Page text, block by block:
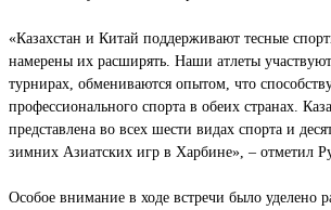
«Казахстан и Китай поддерживают тесные
намерены их расширять. Наши атлеты
турнирах, обмениваются опытом, что
профессионального спорта в обеих странах.
представлена во всех шести видах спорта и
зимних Азиатских игр в Харбине», – отметил
Особое внимание в ходе встречи было уделено